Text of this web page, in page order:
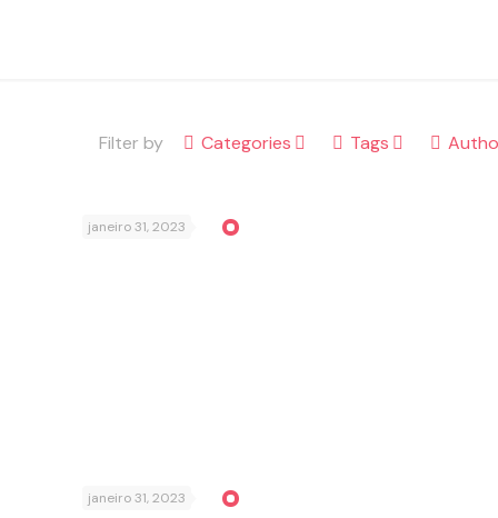
Filter by Categories Tags
janeiro 31, 2023
janeiro 31, 2023